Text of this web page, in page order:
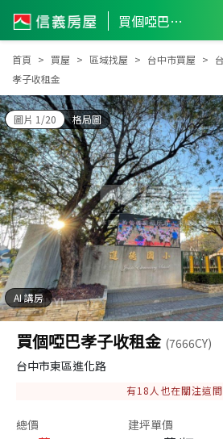
買個啞巴孝子收租金
首頁 買屋 區域找屋 台中市買屋
孝子收租金
圖片 1/20 格局圖
AI 講房
買個啞巴孝子收租金 (7666CY)
台中市東區進化路
有18 人也在關注這
總價 建坪單價